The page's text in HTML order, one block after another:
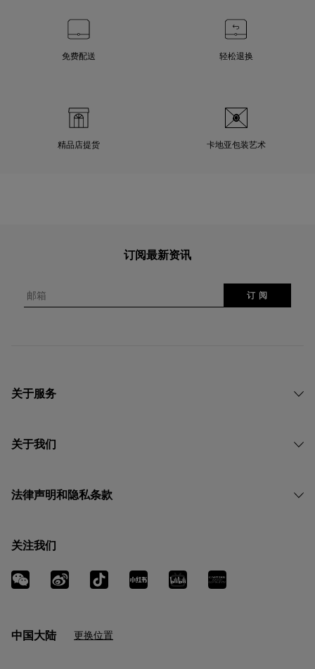
免费配送 轻松退换
精品店提货 卡地亚包装艺术
订阅最新资讯
邮箱 订 阅
关于服务
关于我们
法律声明和隐私条款
关注我们
中国大陆 更换位置